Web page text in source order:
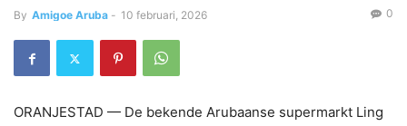
By Amigoe Aruba - 10 februari, 2026 0
ORANJESTAD — De bekende Arubaanse supermarkt Ling